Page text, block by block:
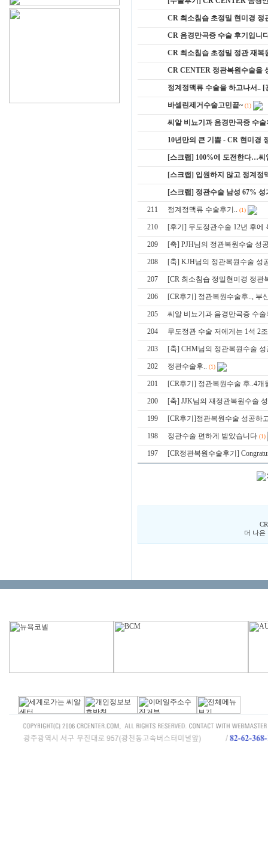
CR 최소침습 초정밀 현미경 정
CR 음경만곡증 수술 후기입니
CR 최소침습 초정밀 정관 재
CR CENTER 정관복원수술을
정계정맥류 수술을 하고나서.. [
바셀린제거수술고민끝~ (1)
씨알 비뇨기과 음경만곡증 수술
10년만의 큰 기쁨 - CR 현미경
[스크랩] 100%에 도전한다…
[스크랩] 입원하지 않고 정계정
[스크랩] 정관수술 남성 67% 성
211 정계정맥류 수술후기.. (1)
210 [후기] 무도정관수술 12년 후
209 [축] PJH님의 정관복원수술 성
208 [축] KJH님의 정관복원수술
207 [CR 최소침습 정밀현미경 정
206 [CR후기] 정관복원수술후.., 부
205 씨알 비뇨기과 음경만곡증 수술
204 무도정관 수술 저에게는 1석 2
203 [축] CHM님의 정관복원수술
202 정관수술후.. (1)
201 [CR후기] 정관복원수술 후..4개
200 [축] JJK님의 재정관복원수술
199 [CR후기]정관복원수술 성공하
198 정관수술 편하게 받았습니다 (1)
197 [CR정관복원수술후기]
더 나은